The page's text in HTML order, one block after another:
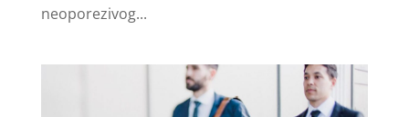
neoporezivog...